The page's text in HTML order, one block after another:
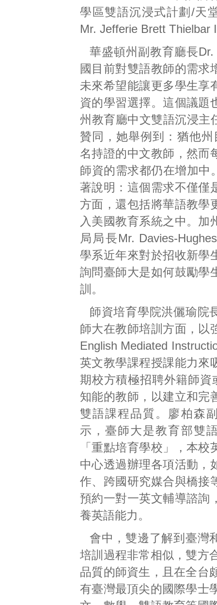
學區雙語沉浸式計劃/天
Mr. Jefferie Brett Thielbar
華盛頓州副教育廳長
國目前對雙語教師的需求
未來希望能讓更多學生享
資的學習選擇。這個議題
州教育廳中文雙語沉浸主
贊同，她舉例到：猶他州
名持證的中文教師，然而
師資的需求都仍在增加中
著說明：這個需求不僅僅
方面，還包括將華語教學
入美國教育系統之中。加
局局長Mr. Davies-
學系近年來對於招收新學
詢問臺師大是如何鼓勵學
訓。
師資培育學院洪儷瑜院
師大在教師培訓方面，以
English Mediated
英文教學課程授課能力來
期校方積極招聘外籍師資
知能的教師，以建立和完
雙語課程品質。廖柏森
示，臺師大是教育部雙
「重點培育學校」，本校
中心透過辦理各項活動，
作、跨國研究媒合與橋接
預約一對一英文輔導諮詢
養英語能力。
會中，雙邊了解到臺灣
培訓過程非常相似，雙方
品質的師資生，且在全台
有臺灣最頂尖的國際學士